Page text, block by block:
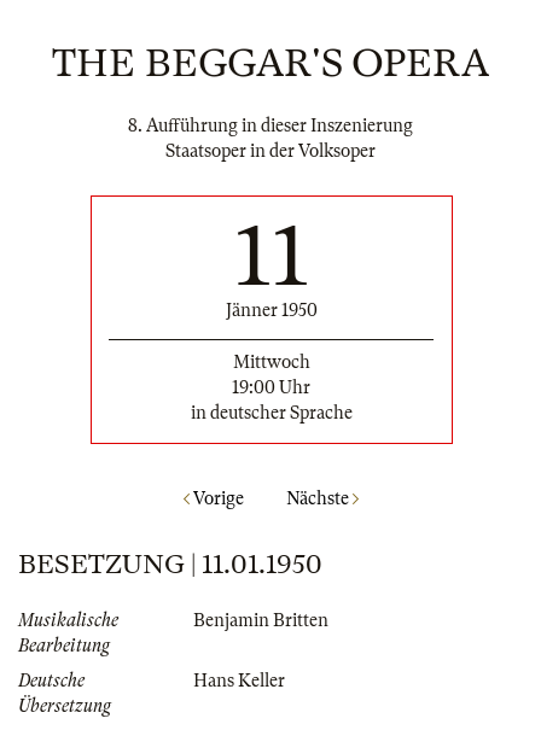
THE BEGGAR'S OPERA
8. Aufführung in dieser Inszenierung
Staatsoper in der Volksoper
11
Jänner 1950
Mittwoch
19:00 Uhr
in deutscher Sprache
Vorige Nächste
BESETZUNG | 11.01.1950
Musikalische
Bearbeitung
Benjamin Britten
Deutsche
Übersetzung
Hans Keller